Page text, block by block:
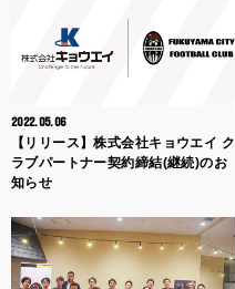
2022.05.06
【リリース】株式会社キョウエイ ク
ラブパートナー契約締結(継続)のお
知らせ